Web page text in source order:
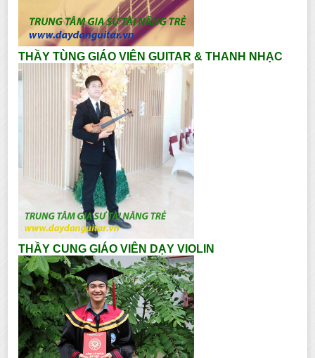
THẦY TÙNG GIÁO VIÊN GUITAR & THANH NHẠC
THẦY CUNG GIÁO VIÊN DẠY VIOLIN